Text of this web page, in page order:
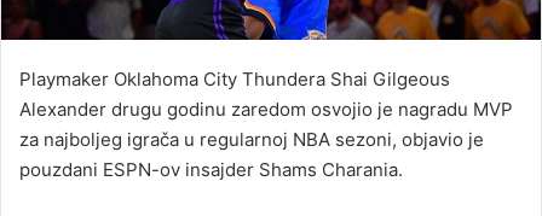
Playmaker Oklahoma City Thundera Shai Gilgeous
Alexander drugu godinu zaredom osvojio je nagradu MVP
za najboljeg igrača u regularnoj NBA sezoni, objavio je
pouzdani ESPN-ov insajder Shams Charania.